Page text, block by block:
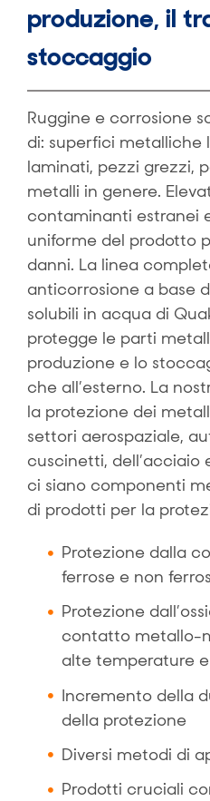
produzione, il
stoccaggio
Ruggine e corrosione
di: superfici metalliche
laminati, pezzi grezzi,
metalli in genere.
contaminanti estranei
uniforme del prodotto
danni. La linea
anticorrosione a base
solubili in acqua di
protegge le parti
produzione e lo
che all’esterno. La
la protezione dei
settori aerospaziale,
cuscinetti, dell’acciaio
ci siano componenti
di prodotti per la
Protezione dalla
ferrose e non
Protezione
contatto metallo-
alte temperature
Incremento della
della protezione
Diversi metodi di
Prodotti cruciali